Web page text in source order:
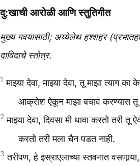
दु:खाची आरोळी आणि स्तुतिगीत
मुख्य गवयासाठी; अय्येलेथ हश्शहर
दाविदाचे स्तोत्र.
1 माझ्या देवा, माझ्या देवा, तू माझा त्याग का
आक्रोश ऐकून माझा बचाव करण्यास
2 माझ्या देवा, दिवसा मी धावा करतो तरी तू
करतो तरी मला चैन पडत नाही.
3 तरीपण, हे इस्राएलाच्या स्तवनात